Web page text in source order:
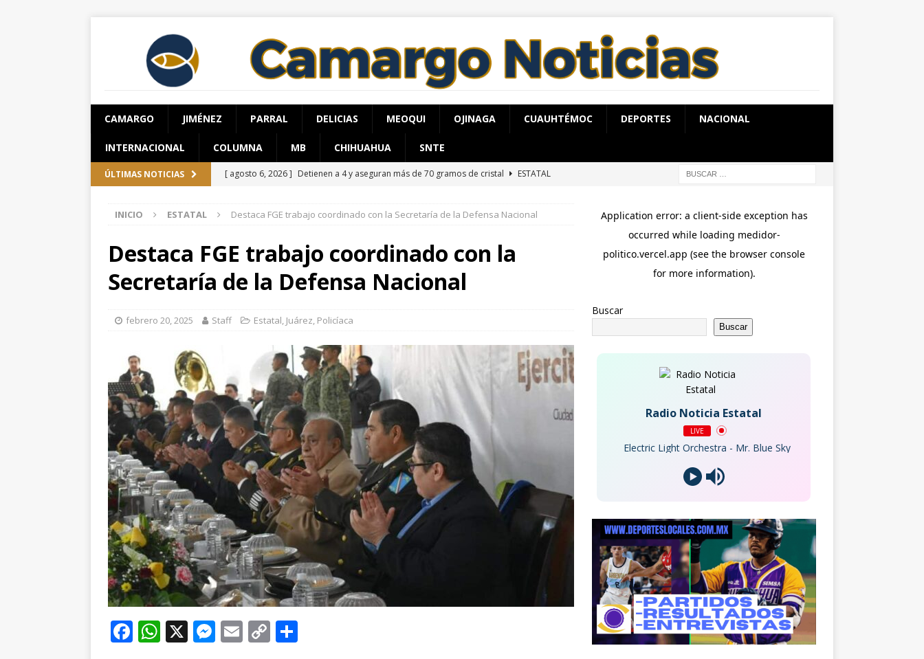
CAMARGO JIMÉNEZ PARRAL DELICIAS MEOQUI OJINAGA CUAUHTÉMOC DEPORTES NACIONAL
INTERNACIONAL COLUMNA MB CHIHUAHUA SNTE
ÚLTIMAS NOTICIAS [ agosto 6, 2026 ] Detienen a 4 y aseguran más de 70 gramos de cristal
ESTATAL
Salud en el municipio de Chihuahua
ESTATAL
[ agosto 6, 2026 ]
Rocía a su esposa con gasolina para matarla; lo detienen
[ agosto 6, 2026 ] Guadalupe y Calvo opera con 21 policías municipales; corporación
unidad en el PAN
ESTATAL
INICIO ESTATAL Destaca FGE trabajo coordinado con la Secretaría de la Defensa Nacional
Destaca FGE trabajo coordinado con la
Secretaría de la Defensa Nacional
febrero 20, 2025 Staff Estatal, Juárez, Policíaca
F W X M E C
Buscar
Buscar
Radio Noticia Estatal
LIVE
Electric Light Orchestra - Mr. Blue Sky